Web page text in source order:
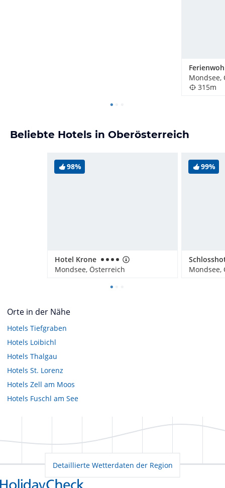
Mondsee,
315m
Beliebte Hotels in Oberösterreich
98%
Hotel Krone
Mondsee, Österreich
99%
Mondsee,
Orte in der Nähe
Hotels Tiefgraben
Hotels Loibichl
Hotels Thalgau
Hotels St. Lorenz
Hotels Zell am Moos
Hotels Fuschl am See
Detaillierte Wetterdaten der Region